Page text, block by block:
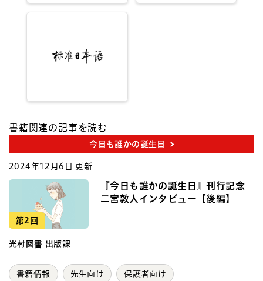
書籍関連の記事を読む
今日も誰かの誕生日
2024年12月6日 更新
第2回
『今日も誰かの誕生日』刊行記念
二宮敦人インタビュー【後編】
光村図書 出版課
書籍情報 先生向け 保護者向け